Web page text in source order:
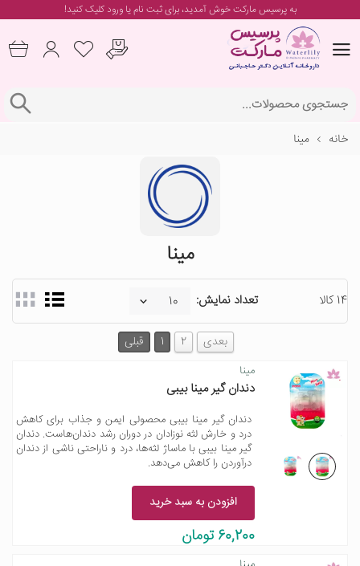
به پرسیس مارکت خوش آمدید، برایثبت نام یا ورودکلیک کنید!
خانه مینا
مینا
14 کالا تعداد نمایش:
قبلی 1 2 بعدی
مینا
دندان گیر مینا بیبی
دندان گیر مینا بیبی محصولی ایمن و جذاب برای کاهش
درد و خارش لثه نوزادان در دوران رشد دندان‌هاست. دندان
گیر مینا بیبی با ماساژ لثه‌ها، درد و ناراحتی ناشی از دندان
درآوردن را کاهش می‌دهد.
افزودن به سبد خرید
60,200 تومان